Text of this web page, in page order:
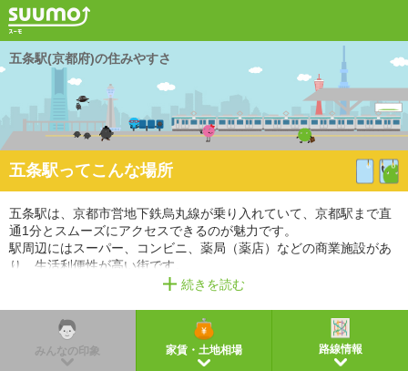
五条駅(京都府)の住みやすさ
五条駅ってこんな場所
五条駅は、京都市営地下鉄烏丸線が乗り入れていて、京都駅まで直
通1分とスムーズにアクセスできるのが魅力です。
駅周辺にはスーパー、コンビニ、薬局（薬店）などの商業施設があ
り、生活利便性が高い街です。
また、幼稚園・保育園、中学校があるので、教育環境も充実してい
※掲載しているアクセス情報は2021年3月時点のものです。
※経路情報、所要時間情報は平日・日中の標準的な所要時間での乗り換え経路を採用していま
続きを読む
みんなの印象 家賃・土地相場 路線情報